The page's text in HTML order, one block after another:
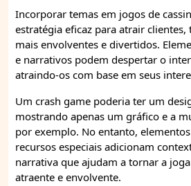
Incorporar temas em jogos de
estratégia eficaz para atrair
mais envolventes e divertidos.
e narrativos podem despertar o
atraindo-os com base em seus
Um crash game poderia ter um
mostrando apenas um gráfico e a
por exemplo. No entanto,
recursos especiais adicionam
narrativa que ajudam a tornar a
atraente e envolvente.